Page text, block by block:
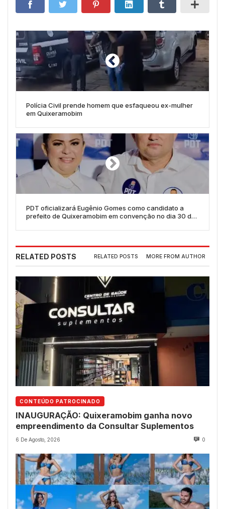
Polícia Civil prende homem que esfaqueou ex-mulher
em Quixeramobim
PDT oficializará Eugênio Gomes como candidato a
prefeito de Quixeramobim em convenção no dia 30 de
RELATED POSTS RELATED POSTS MORE FROM AUTHOR
CONTEÚDO PATROCINADO
INAUGURAÇÃO: Quixeramobim ganha novo
empreendimento da Consultar Suplementos
6 De Agosto, 2026 0